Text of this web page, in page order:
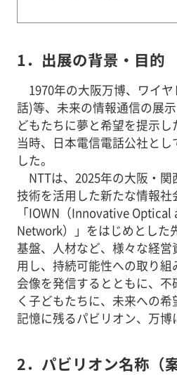
1．出展の背景・目的
1970年の大阪万博、ワイ
話)等、未来の情報通信の展
どもたちに夢と希望を提示
当時、日本電信電話公社と
した。
NTTは、2025年の大阪・関
技術を活用した新たな情報社
「IOWN（Innovative Optical
Network）」をはじめとした
基盤、人材など、様々な経
用し、持続可能性への取り
会像を発信するとともに、
く子どもたちに、未来への
記憶に残るパビリオン、万博
2．パビリオン名称（案